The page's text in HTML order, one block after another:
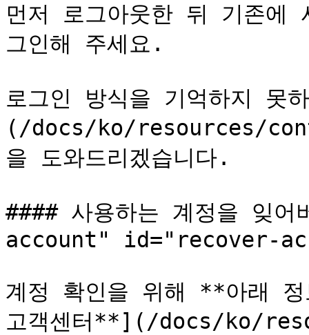
먼저 로그아웃한 뒤 기존에
그인해 주세요.
로그인 방식을 기억하지
(/docs/ko/resources/
을 도와드리겠습니다.
#### 사용하는 계정을 잊
account" id="recover-
계정 확인을 위해 **아래
고객센터**](/docs/ko/